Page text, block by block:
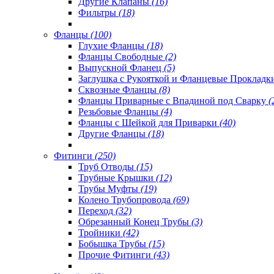
Фильтры (18)
Фланцы (100)
Глухие Фланцы (18)
Фланцы Свободные (2)
Выпускной Фланец (5)
Заглушка с Рукояткой и Фланцевые
Сквозные Фланцы (8)
Фланцы Приварные с Впадиной под Сварку
Резьбовые Фланцы (4)
Фланцы с Шейкой для Приварки (40)
Другие Фланцы (18)
Фитинги (250)
Труб Отводы (15)
Трубные Крышки (12)
Трубы Муфты (19)
Колено Трубопровода (69)
Переход (32)
Обрезанный Конец Трубы (3)
Тройники (42)
Бобышка Трубы (15)
Прочие Фитинги (43)